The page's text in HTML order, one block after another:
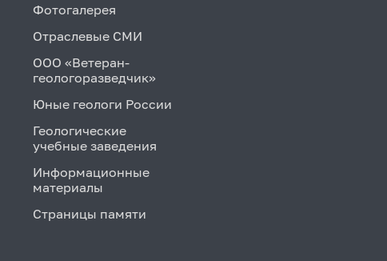
Фотогалерея
Отраслевые СМИ
ООО «Ветеран-
геологоразведчик»
Юные геологи России
Геологические
учебные заведения
Информационные
материалы
Страницы памяти